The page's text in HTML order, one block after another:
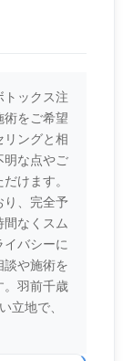
トックス注
術をご希望
リングと相
明な点やご
けます。
り、完全予
間なくスム
イバシーに
談や施術を
。羽前千歳
立地で、